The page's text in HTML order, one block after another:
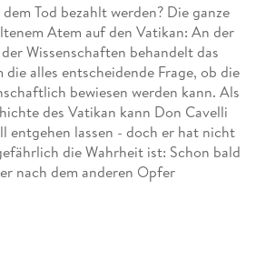
Tod bezahlt werden? Die ganze
Atem auf den Vatikan: An der
Wissenschaften behandelt das
die alles entscheidende Frage, ob die
bewiesen werden kann. Als
des Vatikan kann Don Cavelli
entgehen lassen - doch er hat nicht
die Wahrheit ist: Schon bald
nach dem anderen Opfer
diese Wissenschaftler in ihrer Hybris
zugezogen? Die dreizehnte